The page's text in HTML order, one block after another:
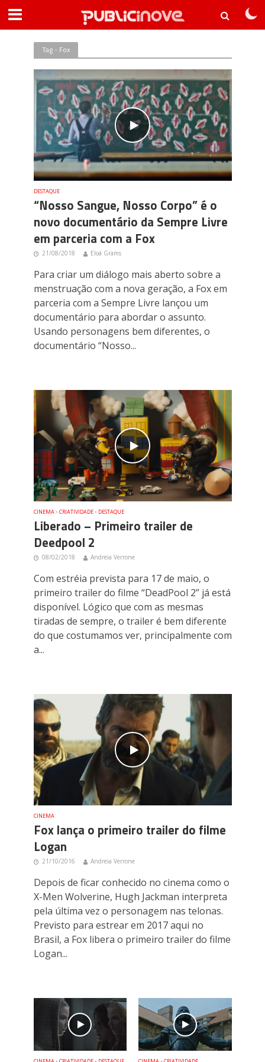
Tag - Fox
DESTAQUE
“Nosso Sangue, Nosso Corpo” é o
novo documentário da Sempre Livre
em parceria com a Fox
21/08/2018 Eloá Grams
Para criar um diálogo mais aberto sobre a
menstruação com a nova geração, a Fox em
parceria com a Sempre Livre lançou um
documentário para abordar o assunto.
Usando personagens bem diferentes, o
documentário “Nosso...
CINEMA • CRIATIVIDADE • DESTAQUE
Liberado – Primeiro trailer de
Deedpool 2
08/02/2018 Andreia Verrone
Com estréia prevista para 17 de maio, o
primeiro trailer do filme “DeadPool 2” já está
disponível. Lógico que com as mesmas
tiradas de sempre, o trailer é bem diferente
do que costumamos ver, principalmente com
a...
CINEMA
Fox lança o primeiro trailer do filme
Logan
21/10/2016 Andreia Verrone
Depois de ficar conhecido no cinema como o
X-Men Wolverine, Hugh Jackman interpreta
pela última vez o personagem nas telonas.
Previsto para estrear em 2017 aqui no
Brasil, a Fox libera o primeiro trailer do filme
Logan...